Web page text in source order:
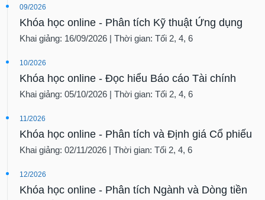
09/2026
Khóa học online - Phân tích Kỹ thuật Ứng dụng
Khai giảng: 16/09/2026 | Thời gian: Tối 2, 4, 6
10/2026
Khóa học online - Đọc hiểu Báo cáo Tài chính
Khai giảng: 05/10/2026 | Thời gian: Tối 2, 4, 6
11/2026
Khóa học online - Phân tích và Định giá Cổ phiếu
Khai giảng: 02/11/2026 | Thời gian: Tối 2, 4, 6
12/2026
Khóa học online - Phân tích Ngành và Dòng tiền